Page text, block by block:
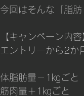
今回はそんな「脂
【キャンペーン内容
エントリーから2か
体脂肪量－1㎏ごと
筋肉量＋1㎏ごと